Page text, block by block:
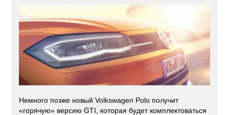
Немного позже новый Volkswagen Polo получит
«горячую» версию GTI, которая будет комплектоваться